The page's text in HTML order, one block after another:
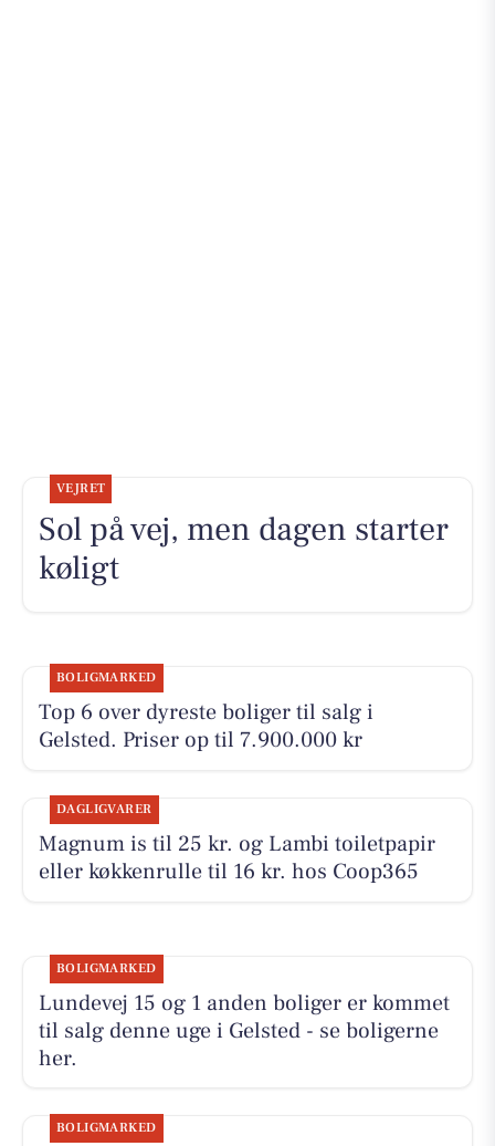
VEJRET
Sol på vej, men dagen starter
køligt
BOLIGMARKED
Top 6 over dyreste boliger til salg i
Gelsted. Priser op til 7.900.000 kr
DAGLIGVARER
Magnum is til 25 kr. og Lambi toiletpapir
eller køkkenrulle til 16 kr. hos Coop365
BOLIGMARKED
Lundevej 15 og 1 anden boliger er kommet
til salg denne uge i Gelsted - se boligerne
her.
BOLIGMARKED